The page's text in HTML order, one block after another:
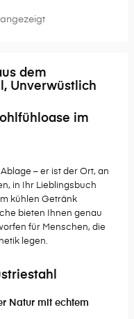
dem
Unverwüstlich
im
– er ist der Ort, an
in Ihr Lieblingsbuch
kühlen Getränk
bieten Ihnen genau
für Menschen, die
legen.
Natur mit echtem